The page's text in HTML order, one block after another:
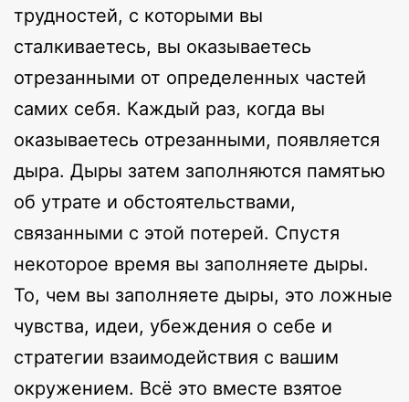
трудностей, с которыми вы
сталкиваетесь, вы оказываетесь
отрезанными от определенных частей
самих себя. Каждый раз, когда вы
оказываетесь отрезанными, появляется
дыра. Дыры затем заполняются памятью
об утрате и обстоятельствами,
связанными с этой потерей. Спустя
некоторое время вы заполняете дыры.
То, чем вы заполняете дыры, это ложные
чувства, идеи, убеждения о себе и
стратегии взаимодействия с вашим
окружением. Всё это вместе взятое